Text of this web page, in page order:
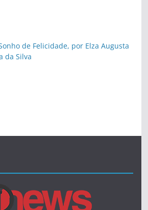
de Felicidade, por Elza Augusta
da Silva